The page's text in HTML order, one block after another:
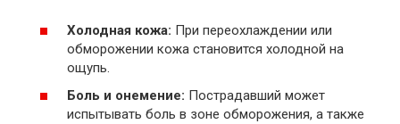
Холодная кожа: При переохлаждении или
обморожении кожа становится холодной на
ощупь.
Боль и онемение: Пострадавший может
испытывать боль в зоне обморожения, а также